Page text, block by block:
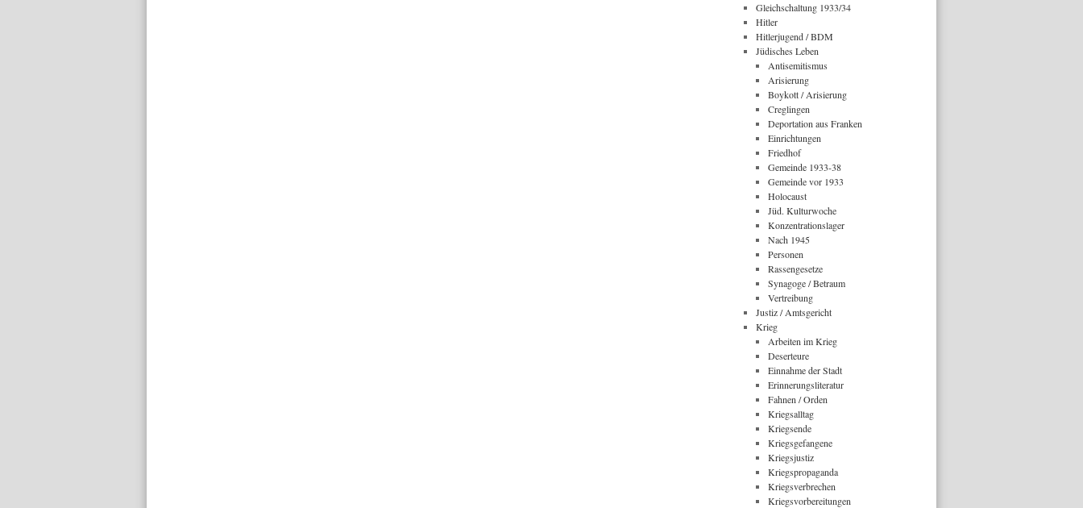
Gleichschaltung 1933/34
Hitler
Hitlerjugend / BDM
Jüdisches Leben
Antisemitismus
Arisierung
Boykott / Arisierung
Creglingen
Deportation aus Franken
Einrichtungen
Friedhof
Gemeinde 1933-38
Gemeinde vor 1933
Holocaust
Jüd. Kulturwoche
Konzentrationslager
Nach 1945
Personen
Rassengesetze
Synagoge / Betraum
Vertreibung
Justiz / Amtsgericht
Krieg
Arbeiten im Krieg
Deserteure
Einnahme der Stadt
Erinnerungsliteratur
Fahnen / Orden
Kriegsalltag
Kriegsende
Kriegsgefangene
Kriegsjustiz
Kriegspropaganda
Kriegsverbrechen
Kriegsvorbereitungen